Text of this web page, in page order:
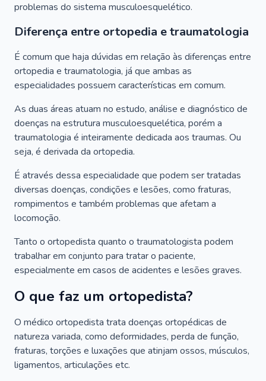
problemas do sistema musculoesquelético.
Diferença entre ortopedia e traumatologia
É comum que haja dúvidas em relação às diferenças entre
ortopedia e traumatologia, já que ambas as
especialidades possuem características em comum.
As duas áreas atuam no estudo, análise e diagnóstico de
doenças na estrutura musculoesquelética, porém a
traumatologia é inteiramente dedicada aos traumas. Ou
seja, é derivada da ortopedia.
É através dessa especialidade que podem ser tratadas
diversas doenças, condições e lesões, como fraturas,
rompimentos e também problemas que afetam a
locomoção.
Tanto o ortopedista quanto o traumatologista podem
trabalhar em conjunto para tratar o paciente,
especialmente em casos de acidentes e lesões graves.
O que faz um ortopedista?
O médico ortopedista trata doenças ortopédicas de
natureza variada, como deformidades, perda de função,
fraturas, torções e luxações que atinjam ossos, músculos,
ligamentos, articulações etc.